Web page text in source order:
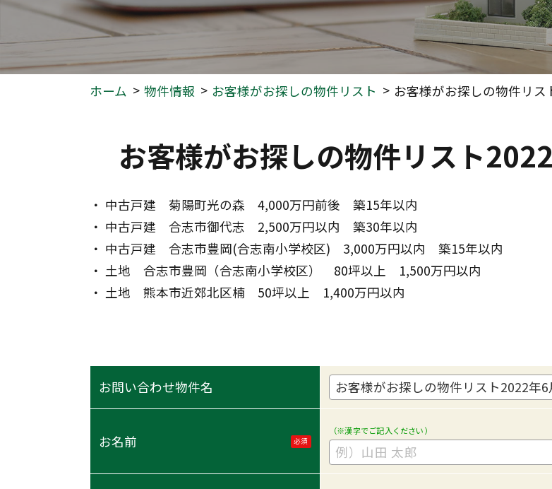
ホーム 物件情報 お客様がお探しの物件リスト お客様がお探しの物件リ
お客様がお探しの物件リスト
・ 中古戸建　菊陽町光の森　4,000万円前後　築15年以内
・ 中古戸建　合志市御代志　2,500万円以内　築30年以内
・ 中古戸建　合志市豊岡(合志南小学校区)　3,000万円以内　築15年以内
・ 土地　合志市豊岡（合志南小学校区）　80坪以上　1,500万円以内
・ 土地　熊本市近郊北区楠　50坪以上　1,400万円以内
お問い合わせ物件名
お名前 必須
（※漢字でご記入ください）